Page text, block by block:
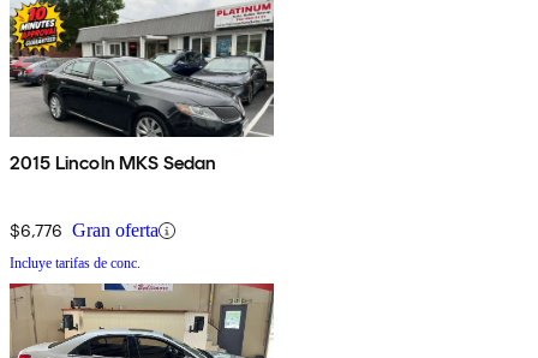
2015 Lincoln MKS Sedan
$6,776 Gran oferta
Incluye tarifas de conc.